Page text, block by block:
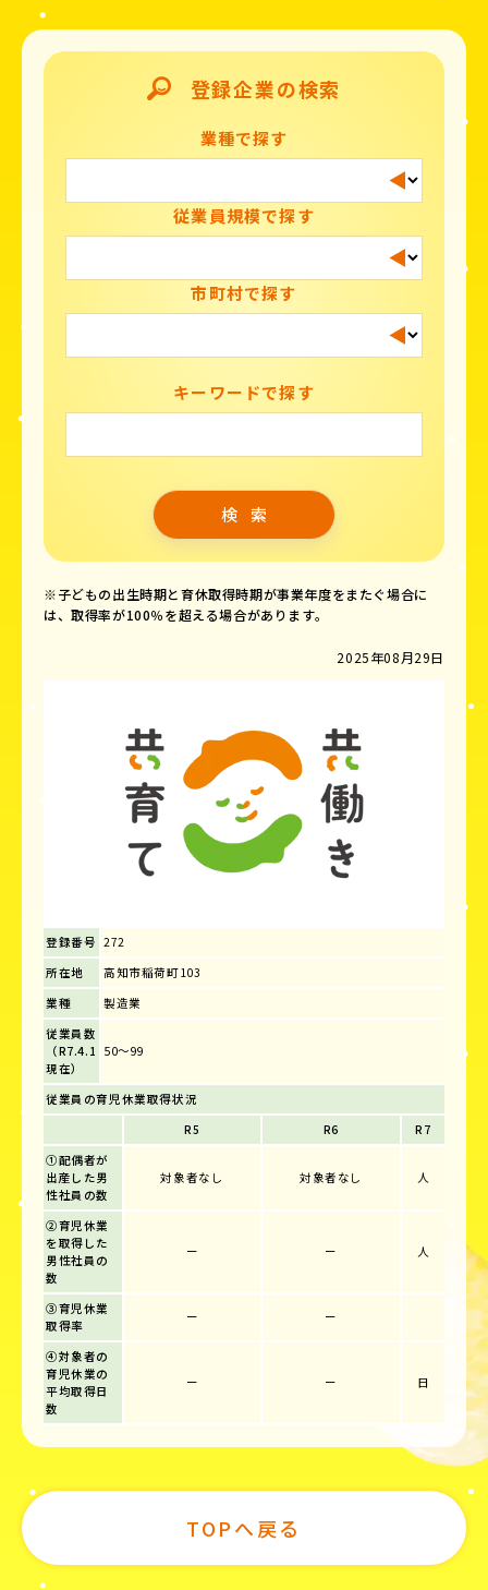
登録企業の検索
業種で探す
従業員規模で探す
市町村で探す
キーワードで探す
※子どもの出生時期と育休取得時期が事業年度をまたぐ場合に
は、取得率が100％を超える場合があります。
2025年08月29日
登録番号 272
所在地
高知市稲荷町103
業種
製造業
従業員数
（R7.4.1
現在）
50～99
従業員の育児休業取得状況
R5
R6
R7
①配偶者が
出産した男
性社員の数
対象者なし 対象者なし 人
②育児休業
を取得した
男性社員の
数
ー ー 人
③育児休業
取得率
ー ー
④対象者の
育児休業の
平均取得日
数
ー ー 日
TOPへ戻る